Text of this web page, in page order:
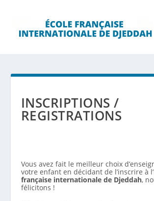
INSCRIPTIONS /
REGISTRATIONS
Vous avez fait le meilleur choix
votre enfant en décidant de l’inscrire à l’
française internationale de Djeddah,
félicitons !